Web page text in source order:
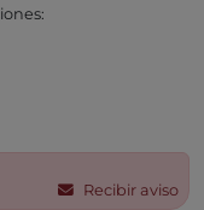
Recibir aviso